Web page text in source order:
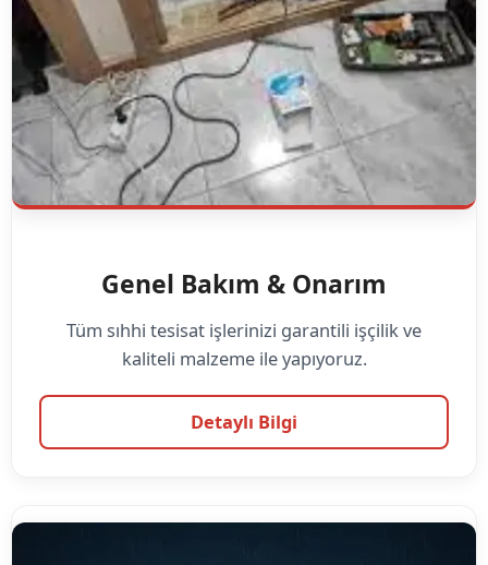
Genel Bakım & Onarım
Tüm sıhhi tesisat işlerinizi garantili işçilik ve
kaliteli malzeme ile yapıyoruz.
Detaylı Bilgi